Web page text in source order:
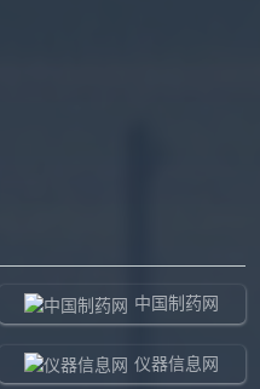
中国制药网
仪器信息网